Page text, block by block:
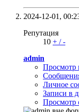
2024-12-01,
Репутация
10 + /-
admin
Просмотр
Личное
Записи в
Просмотр